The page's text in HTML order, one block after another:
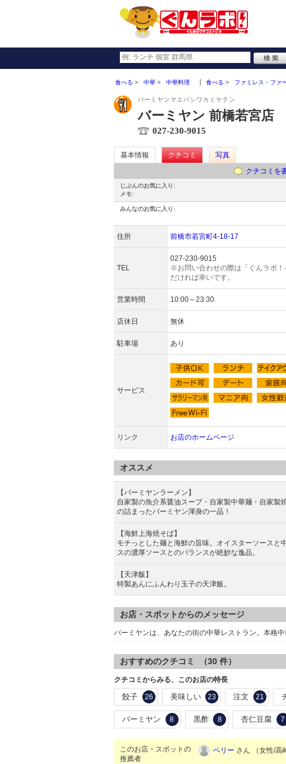
食べる 中華 中華料理 食べる ファミレス・ファ
バーミヤンマエバシワカミヤテン
バーミヤン 前橋若宮店
027-230-9015
基本情報 クチコミ
写真
クチコミを
じぶんのお気に入り:
メモ:
みんなのお気に入り:
住所 前橋市若宮町4-18-17
TEL
027-230-9015
※お問い合わせの際は「ぐんラボ！
だければ幸いです。
営業時間 10:00～23:30
店休日 無休
駐車場 あり
サービス
リンク お店のホームページ
オススメ
【バーミヤンラーメン】
自家製の魚介系醤油スープ・自家製中華麺・自家製
の詰まったバーミヤン渾身の一品！
【海鮮上海焼そば】
モチっとした麺と海鮮の旨味。オイスターソースと
スの濃厚ソースとのバランスが絶妙な逸品。
【天津飯】
特製あんにふんわり玉子の天津飯。
お店・スポットからのメッセージ
バーミヤンは、あなたの街の中華レストラン。本格
おすすめのクチコミ （30 件）
クチコミからみる、このお店の特長
餃子 26 美味しい 23 注文 21
バーミヤン 8 黒酢 8 杏仁豆腐 7
このお店・スポットの
推薦者
ペリー さん （女性/高